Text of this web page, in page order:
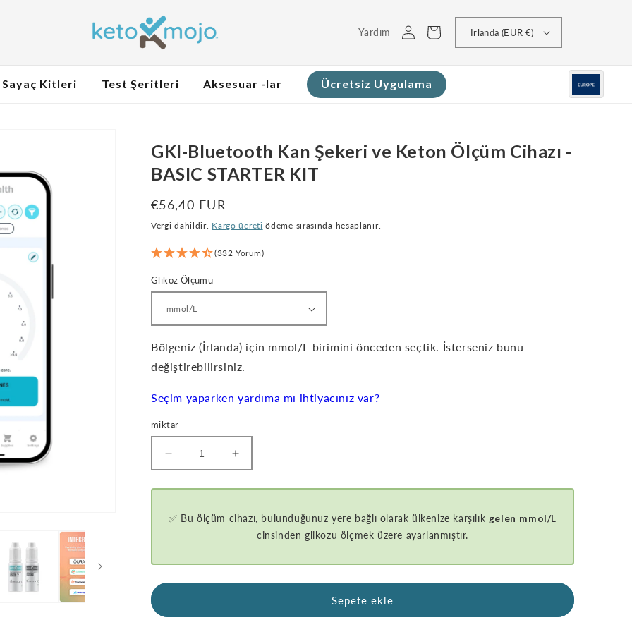
Yardım
Giriş
yap
Sepeti İrlanda (EUR €)
Sayaç Kitleri Test Şeritleri Aksesuar -lar Ücretsiz Uygulama
GKI-Bluetooth Kan Şekeri ve Keton Ölçüm Cihazı -
BASIC STARTER KIT
Normal
fiyat
€56,40 EUR
Vergi dahildir. Kargo ücreti ödeme sırasında hesaplanır.
(332 Yorum)
Glikoz Ölçümü
Bölgeniz (İrlanda) için mmol/L birimini önceden seçtik. İsterseniz bunu
değiştirebilirsiniz.
Seçim yaparken yardıma mı ihtiyacınız var?
miktar
Bluetooth
Kan
ve
Cihazı
GKI-
Bluetooth
Kan
ve
Keton
Cihazı
✅ Bu ölçüm cihazı, bulunduğunuz yere bağlı olarak ülkenize karşılık gelen mmol/L
cinsinden glikozu ölçmek üzere ayarlanmıştır.
Sepete ekle